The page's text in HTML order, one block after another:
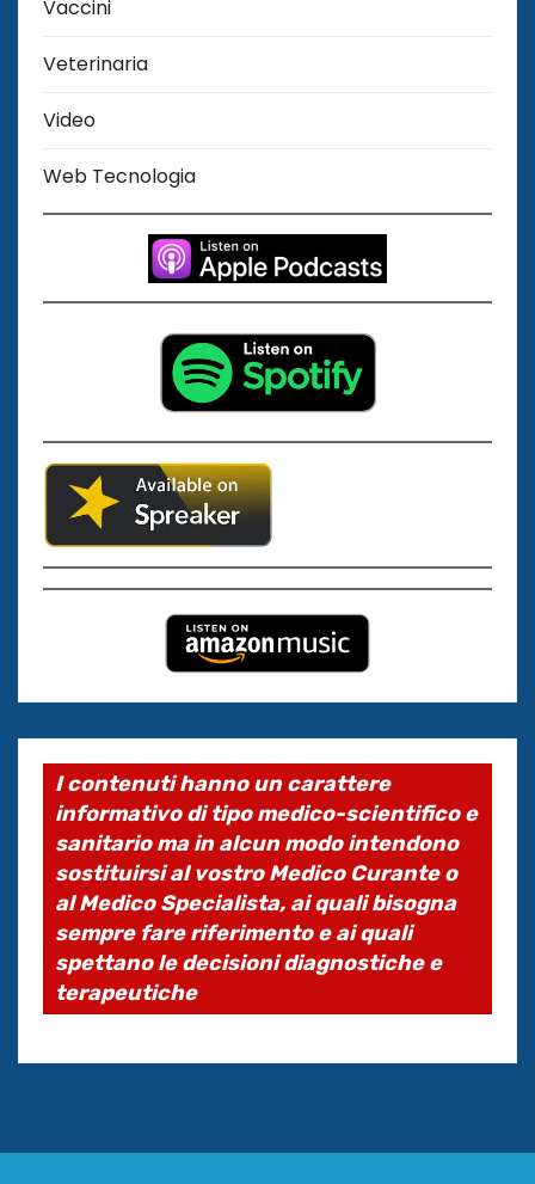
Vaccini
Veterinaria
Video
Web Tecnologia
I contenuti hanno un carattere
informativo di tipo medico-scientifico e
sanitario ma in alcun modo intendono
sostituirsi al vostro Medico Curante o
al Medico Specialista, ai quali bisogna
sempre fare riferimento e ai quali
spettano le decisioni diagnostiche e
terapeutiche